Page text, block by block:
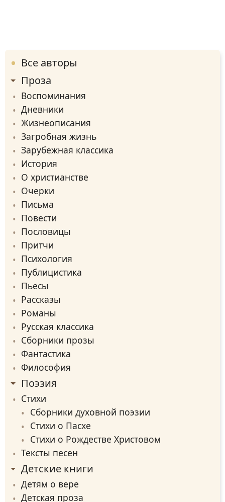
Все авторы
Проза
Воспоминания
Дневники
Жизнеописания
Загробная жизнь
Зарубежная классика
История
О христианстве
Очерки
Письма
Повести
Пословицы
Притчи
Психология
Публицистика
Пьесы
Рассказы
Романы
Русская классика
Сборники прозы
Фантастика
Философия
Поэзия
Стихи
Сборники духовной поэзии
Стихи о Пасхе
Стихи о Рождестве Христовом
Тексты песен
Детские книги
Детям о вере
Детская проза